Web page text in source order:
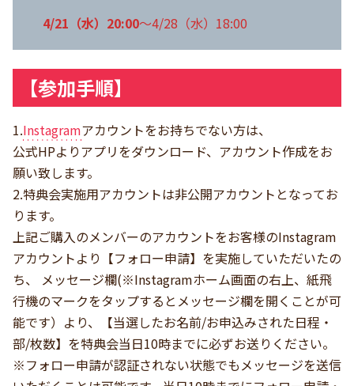
4/21（水）20:00～4/28（水）18:00
【参加手順】
1.Instagramアカウントをお持ちでない方は、
公式HPよりアプリをダウンロード、アカウント作成をお
願い致します。
2.特典会実施用アカウントは非公開アカウントとなってお
ります。
上記ご購入のメンバーのアカウントをお客様のInstagram
アカウントより【フォロー申請】を実施していただいたの
ち、 メッセージ欄(※Instagramホーム画面の右上、紙飛
行機のマークをタップするとメッセージ欄を開くことが可
能です）より、【当選したお名前/お申込みされた日程・
部/枚数】を特典会当日10時までに必ずお送りください。
※フォロー申請が認証されない状態でもメッセージを送信